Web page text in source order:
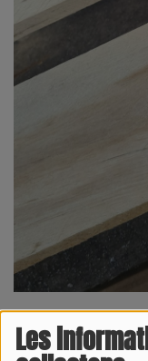
Les
08 JUILLET 2026 -